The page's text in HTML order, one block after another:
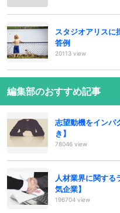
スタジオアリスに
答例
20113 view
編集部のおすすめ記事
志望動機をインパ
き】
78046 view
人材業界に関する
気企業】
196704 view